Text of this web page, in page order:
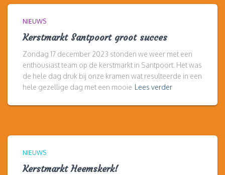
NIEUWS
Kerstmarkt Santpoort groot succes
Zondag 17 december 2023 stonden we weer met een
enthousiast team op de kerstmarkt in Santpoort. Het was
de hele dag druk bij onze kramen wat resulteerde in een
hele gezellige dag met een mooie Lees verder
NIEUWS
Kerstmarkt Heemskerk!